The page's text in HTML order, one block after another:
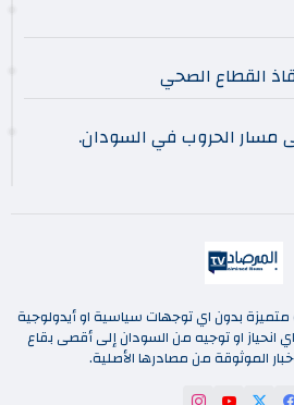
القطاع الصحي
مسار الحروب في السودان.
متميزة بدون اي توجهات سياسية او أيدولوجية
انحياز او توجيه من السودان إلى أقصى بقاع
الموثوقة من مصادرها الأصلية.